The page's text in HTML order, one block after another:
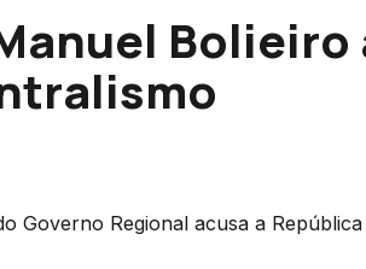
Governo Regional acusa a